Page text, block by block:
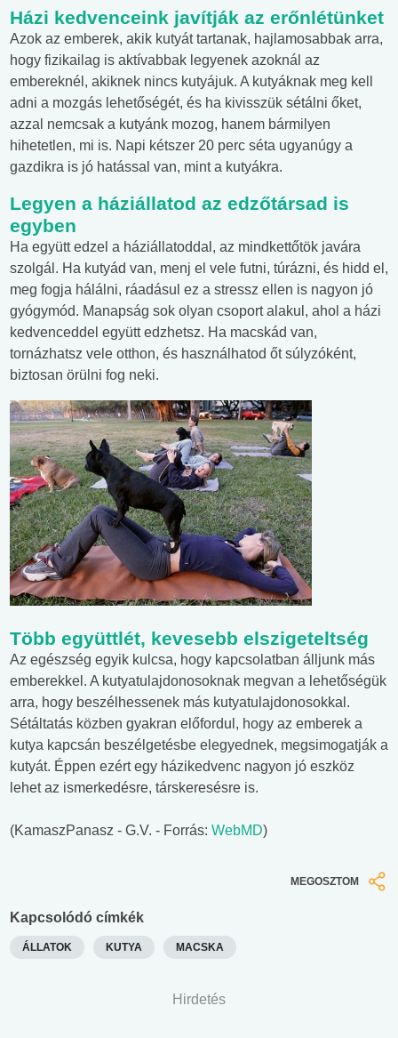
Házi kedvenceink javítják az erőnlétünket
Azok az emberek, akik kutyát tartanak, hajlamosabbak arra,
hogy fizikailag is aktívabbak legyenek azoknál az
embereknél, akiknek nincs kutyájuk. A kutyáknak meg kell
adni a mozgás lehetőségét, és ha kivisszük sétálni őket,
azzal nemcsak a kutyánk mozog, hanem bármilyen
hihetetlen, mi is. Napi kétszer 20 perc séta ugyanúgy a
gazdikra is jó hatással van, mint a kutyákra.
Legyen a háziállatod az edzőtársad is
egyben
Ha együtt edzel a háziállatoddal, az mindkettőtök javára
szolgál. Ha kutyád van, menj el vele futni, túrázni, és hidd el,
meg fogja hálálni, ráadásul ez a stressz ellen is nagyon jó
gyógymód. Manapság sok olyan csoport alakul, ahol a házi
kedvenceddel együtt edzhetsz. Ha macskád van,
tornázhatsz vele otthon, és használhatod őt súlyzóként,
biztosan örülni fog neki.
Több együttlét, kevesebb elszigeteltség
Az egészség egyik kulcsa, hogy kapcsolatban álljunk más
emberekkel. A kutyatulajdonosoknak megvan a lehetőségük
arra, hogy beszélhessenek más kutyatulajdonosokkal.
Sétáltatás közben gyakran előfordul, hogy az emberek a
kutya kapcsán beszélgetésbe elegyednek, megsimogatják a
kutyát. Éppen ezért egy házikedvenc nagyon jó eszköz
lehet az ismerkedésre, társkeresésre is.
(KamaszPanasz - G.V. - Forrás: WebMD)
MEGOSZTOM
Kapcsolódó címkék
ÁLLATOK KUTYA MACSKA
Hirdetés